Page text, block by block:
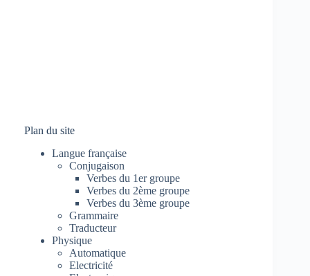
Plan du site
Langue française
Conjugaison
Verbes du 1er groupe
Verbes du 2ème groupe
Verbes du 3ème groupe
Grammaire
Traducteur
Physique
Automatique
Electricité